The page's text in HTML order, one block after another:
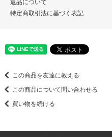
返品について
特定商取引法に基づく表記
この商品を友達に教える
この商品について問い合わせる
買い物を続ける